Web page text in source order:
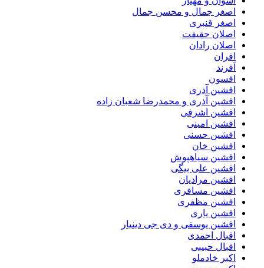
اصغر جمال و محسن جمال
اصغر قنبری
اصلان حقیقت
اصلان رادان
افران
اَفرند
افسون
افشین آذری
افشین آذری و محمدرضا شعبان زاده
افشین اشرفی
افشین امینی
افشین حسنی
افشین خان
افشین سیاهپوش
افشین علی بیگی
افشین مرادیان
افشین مسافری
افشین مظفری
افشین یاری
افشین یوسفی و دی جی دینیار
اقبال احمدی
اقبال حبیبی
اکبر خادملو